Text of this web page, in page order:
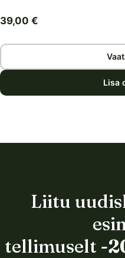
39,00 €
Lisa
Liitu
tellimuselt -